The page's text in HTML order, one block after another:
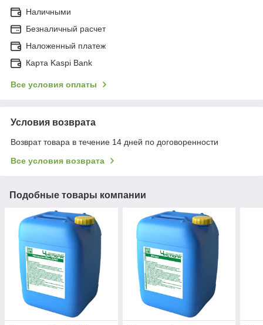
Наличными
Безналичный расчет
Наложенный платеж
Карта Kaspi Bank
Все условия оплаты
Условия возврата
Возврат товара в течение 14 дней по договоренности
Все условия возврата
Подобные товары компании